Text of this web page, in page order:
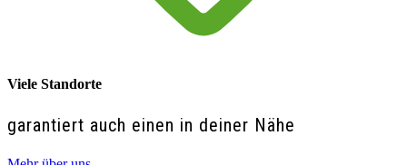
Viele Standorte
garantiert auch einen in deiner Nähe